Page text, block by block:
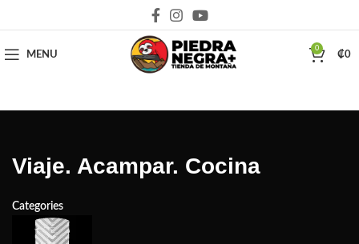
MENU
0
₡0
Viaje. Acampar. Cocina
Categories
Deja que la montaña sea parte de tu vida